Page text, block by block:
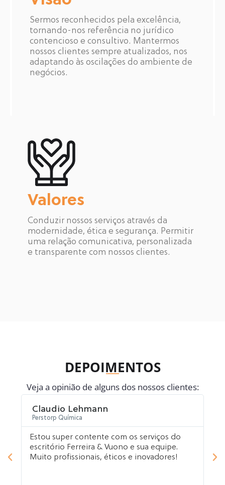
Sermos reconhecidos pela excelência,
tornando-nos referência no jurídico
contencioso e consultivo. Mantermos
nossos clientes sempre atualizados, nos
adaptando às oscilações do ambiente de
negócios.
Valores
Conduzir nossos serviços através da
modernidade, ética e segurança. Permitir
uma relação comunicativa, personalizada
e transparente com nossos clientes.
DEPOIMENTOS
Veja a opinião de alguns dos nossos clientes:
Claudio Lehmann
Perstorp Química
Estou super contente com os serviços do
escritório Ferreira & Vuono e sua equipe.
Muito profissionais, éticos e inovadores!